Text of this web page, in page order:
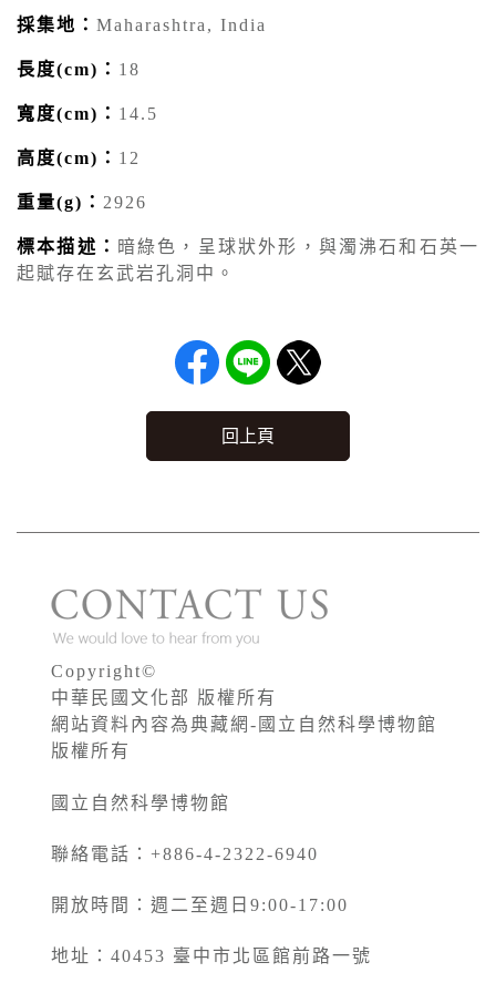
採集地： Maharashtra, India
長度(cm)： 18
寬度(cm)： 14.5
高度(cm)： 12
重量(g)： 2926
標本描述： 暗綠色，呈球狀外形，與濁沸石和石英一
起賦存在玄武岩孔洞中。
回上頁
Copyright©
中華民國文化部 版權所有
網站資料內容為典藏網-國立自然科學博物館
版權所有
國立自然科學博物館
聯絡電話：+886-4-2322-6940
開放時間：週二至週日9:00-17:00
地址：40453 臺中市北區館前路一號